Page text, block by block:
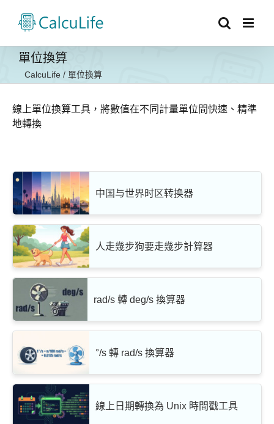
單位換算
CalcuLife / 單位換算
線上單位換算工具，將數值在不同計量單位間快速、精準
地轉換
中国与世界时区转换器
人走幾步狗要走幾步計算器
rad/s 轉 deg/s 換算器
°/s 轉 rad/s 換算器
線上日期轉換為 Unix 時間戳工具